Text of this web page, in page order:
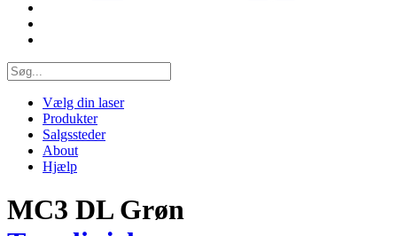
Vælg din laser
Produkter
Salgssteder
About
Hjælp
MC3 DL Grøn